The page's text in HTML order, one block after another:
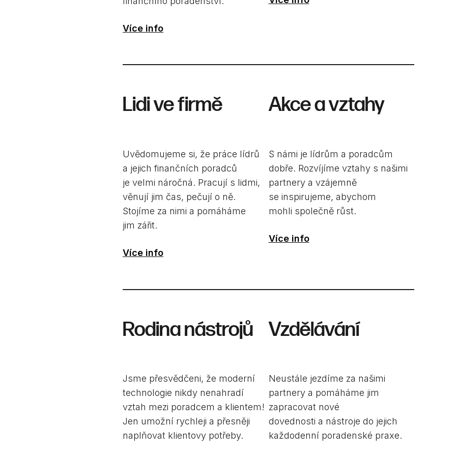
Více info
Lidi ve firmě
Uvědomujeme si, že práce lídrů
a jejich finančních poradců
je velmi náročná. Pracují s lidmi,
věnují jim čas, pečují o ně.
Stojíme za nimi a pomáháme
jim zářit.
Více info
Akce a vztahy
S námi je lídrům a poradcům
dobře. Rozvíjíme vztahy s našimi
partnery a vzájemně
se inspirujeme, abychom
mohli společně růst.
Více info
Rodina nástrojů
Jsme přesvědčeni, že moderní
technologie nikdy nenahradí
vztah mezi poradcem a klientem!
Jen umožní rychleji a přesněji
naplňovat klientovy potřeby.
Vzdělávání
Neustále jezdíme za našimi
partnery a pomáháme jim
zapracovat nové
dovednosti a nástroje do jejich
každodenní poradenské praxe.